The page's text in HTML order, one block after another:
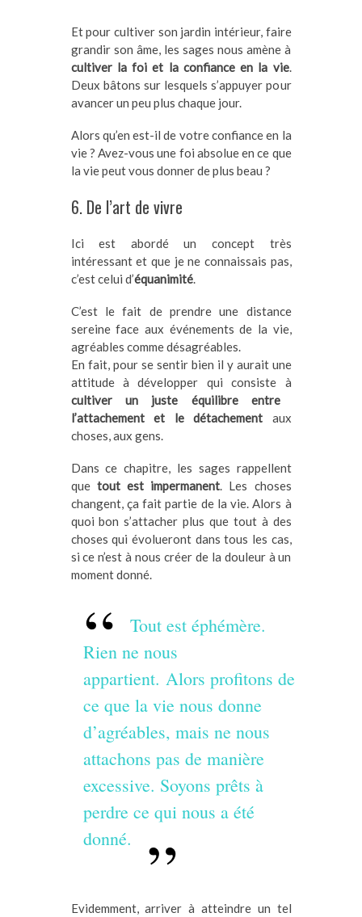
Et pour cultiver son jardin intérieur, faire
grandir son âme, les sages nous amène à
cultiver la foi et la confiance en la vie.
Deux bâtons sur lesquels s’appuyer pour
avancer un peu plus chaque jour.
Alors qu’en est-il de votre confiance en la
vie ? Avez-vous une foi absolue en ce que
la vie peut vous donner de plus beau ?
6. De l’art de vivre
Ici est abordé un concept très
intéressant et que je ne connaissais pas,
c’est celui d’équanimité.
C’est le fait de prendre une distance
sereine face aux événements de la vie,
agréables comme désagréables.
En fait, pour se sentir bien il y aurait une
attitude à développer qui consiste à
cultiver un juste équilibre entre
l’attachement et le détachement aux
choses, aux gens.
Dans ce chapitre, les sages rappellent
quetout est impermanent. Les choses
changent, ça fait partie de la vie. Alors à
quoi bon s’attacher plus que tout à des
choses qui évolueront dans tous les cas,
si ce n’est à nous créer de la douleur à un
moment donné.
Tout est éphémère.
Rien ne nous
appartient. Alors profitons de
ce que la vie nous donne
d’agréables, mais ne nous
attachons pas de manière
excessive. Soyons prêts à
perdre ce qui nous a été
donné.
Evidemment, arriver à atteindre un tel